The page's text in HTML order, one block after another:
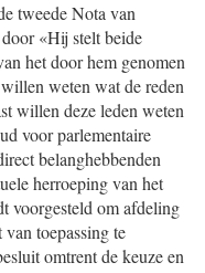
tweede Nota van
«Hij stelt beide
het door hem genomen
weten wat de reden
willen deze leden weten
voor parlementaire
belanghebbenden
herroeping van het
voorgesteld om afdeling
toepassing te
omtrent de keuze en